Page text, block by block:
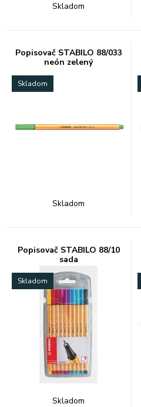
Skladom
Popisovač STABILO 88/033
neón zelený
Skladom
Skladom
Popisovač STABILO 88/10
sada
Skladom
Skladom